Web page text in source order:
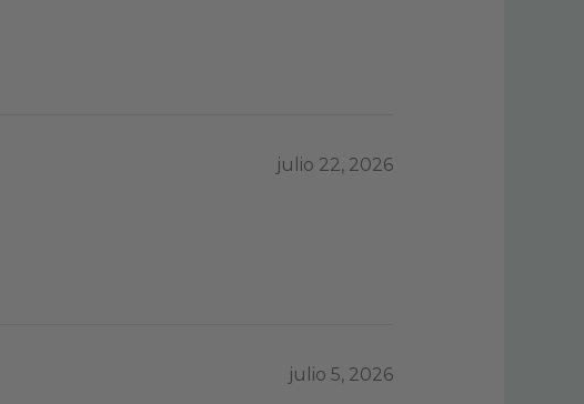
julio 22, 2026
julio 5, 2026